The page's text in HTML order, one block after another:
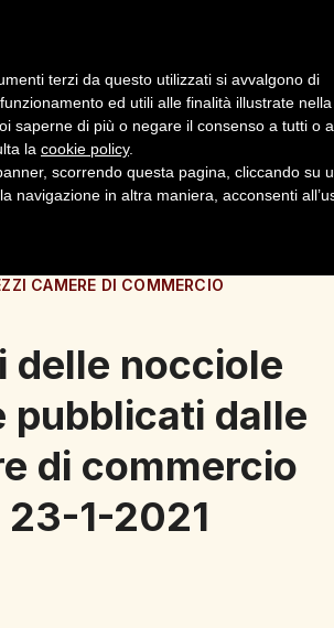
Login Registrazione
CAMERE DI COMMERCIO
delle nocciole
pubblicati dalle
di commercio
23-1-2021
terzi da questo utilizzati si avvalgono di
ed utili alle finalità illustrate nella
saperne di più o negare il consenso a tutti o
la cookie policy.
scorrendo questa pagina, cliccando su
navigazione in altra maniera, acconsenti